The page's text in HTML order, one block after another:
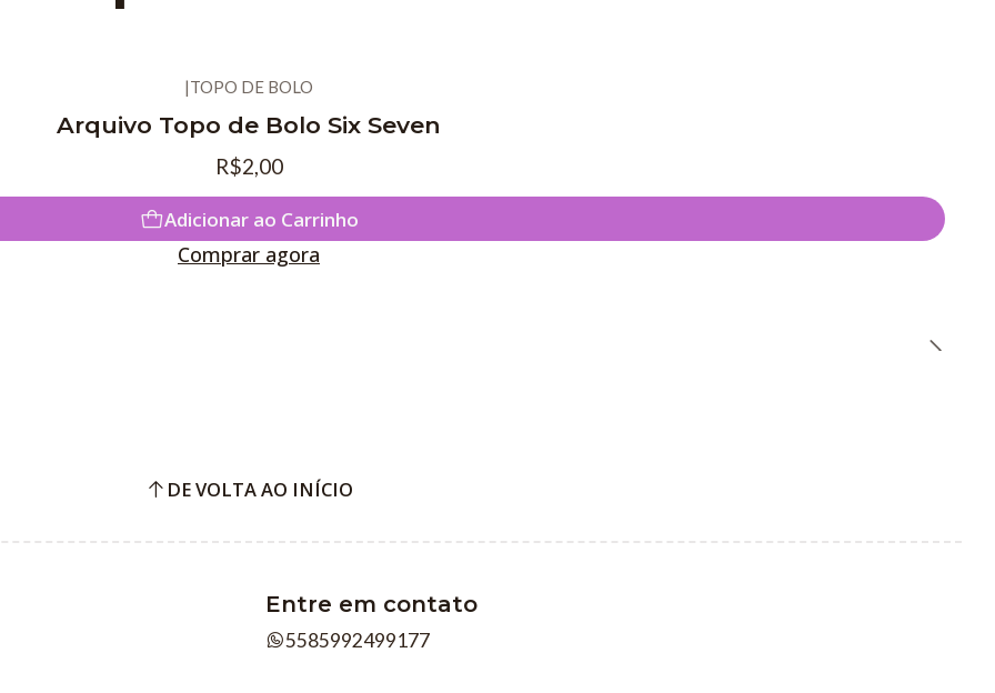
|TOPO DE BOLO
Arquivo Topo de Bolo Six Seven
R$2,00
Adicionar ao Carrinho
Comprar agora
DE VOLTA AO INÍCIO
Entre em contato
5585992499177